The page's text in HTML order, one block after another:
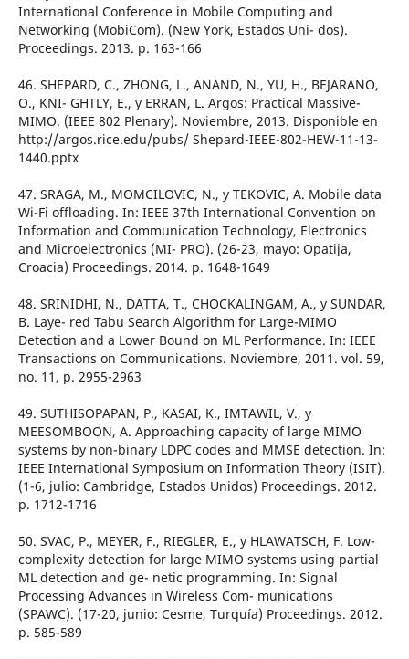
International Conference in Mobile Computing and
Networking (MobiCom). (New York, Estados Uni- dos).
Proceedings. 2013. p. 163-166
46. SHEPARD, C., ZHONG, L., ANAND, N., YU, H., BEJARANO,
O., KNI- GHTLY, E., y ERRAN, L. Argos: Practical Massive-
MIMO. (IEEE 802 Plenary). Noviembre, 2013. Disponible en
http://argos.rice.edu/pubs/ Shepard-IEEE-802-HEW-11-13-
1440.pptx
47. SRAGA, M., MOMCILOVIC, N., y TEKOVIC, A. Mobile data
Wi-Fi offloading. In: IEEE 37th International Convention on
Information and Communication Technology, Electronics
and Microelectronics (MI- PRO). (26-23, mayo: Opatija,
Croacia) Proceedings. 2014. p. 1648-1649
48. SRINIDHI, N., DATTA, T., CHOCKALINGAM, A., y SUNDAR,
B. Laye- red Tabu Search Algorithm for Large-MIMO
Detection and a Lower Bound on ML Performance. In: IEEE
Transactions on Communications. Noviembre, 2011. vol. 59,
no. 11, p. 2955-2963
49. SUTHISOPAPAN, P., KASAI, K., IMTAWIL, V., y
MEESOMBOON, A. Approaching capacity of large MIMO
systems by non-binary LDPC codes and MMSE detection. In:
IEEE International Symposium on Information Theory (ISIT).
(1-6, julio: Cambridge, Estados Unidos) Proceedings. 2012.
p. 1712-1716
50. SVAC, P., MEYER, F., RIEGLER, E., y HLAWATSCH, F. Low-
complexity detection for large MIMO systems using partial
ML detection and ge- netic programming. In: Signal
Processing Advances in Wireless Com- munications
(SPAWC). (17-20, junio: Cesme, Turquía) Proceedings. 2012.
p. 585-589